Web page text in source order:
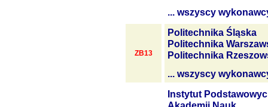
... wszyscy
ZB13
Politechnika Śląska
Politechnika
Politechnika
... wszyscy
Instytut